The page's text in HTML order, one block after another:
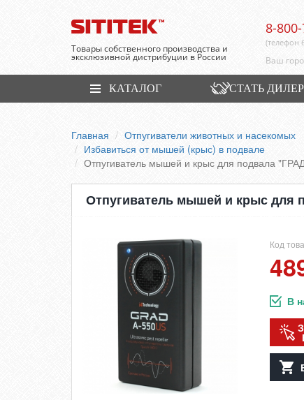
Товары собственного производства и
эксклюзивной дистрибуции в России
8-
(телефон
Ваш
КАТАЛОГ СТАТЬ
Главная
Отпугиватели животных и насекомых
Избавиться от мышей (крыс) в подвале
Отпугиватель мышей и крыс для подвала
Отпугиватель мышей и крыс для
Код
В